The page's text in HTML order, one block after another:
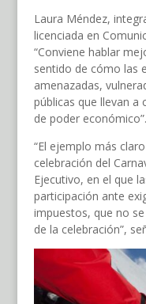
Laura Méndez,
licenciada en
“Conviene hablar
sentido de cómo las
amenazadas,
públicas que llevan
de poder económico”.
“El ejemplo más
celebración del
Ejecutivo, en el que
participación ante
impuestos, que no
de la celebración”,